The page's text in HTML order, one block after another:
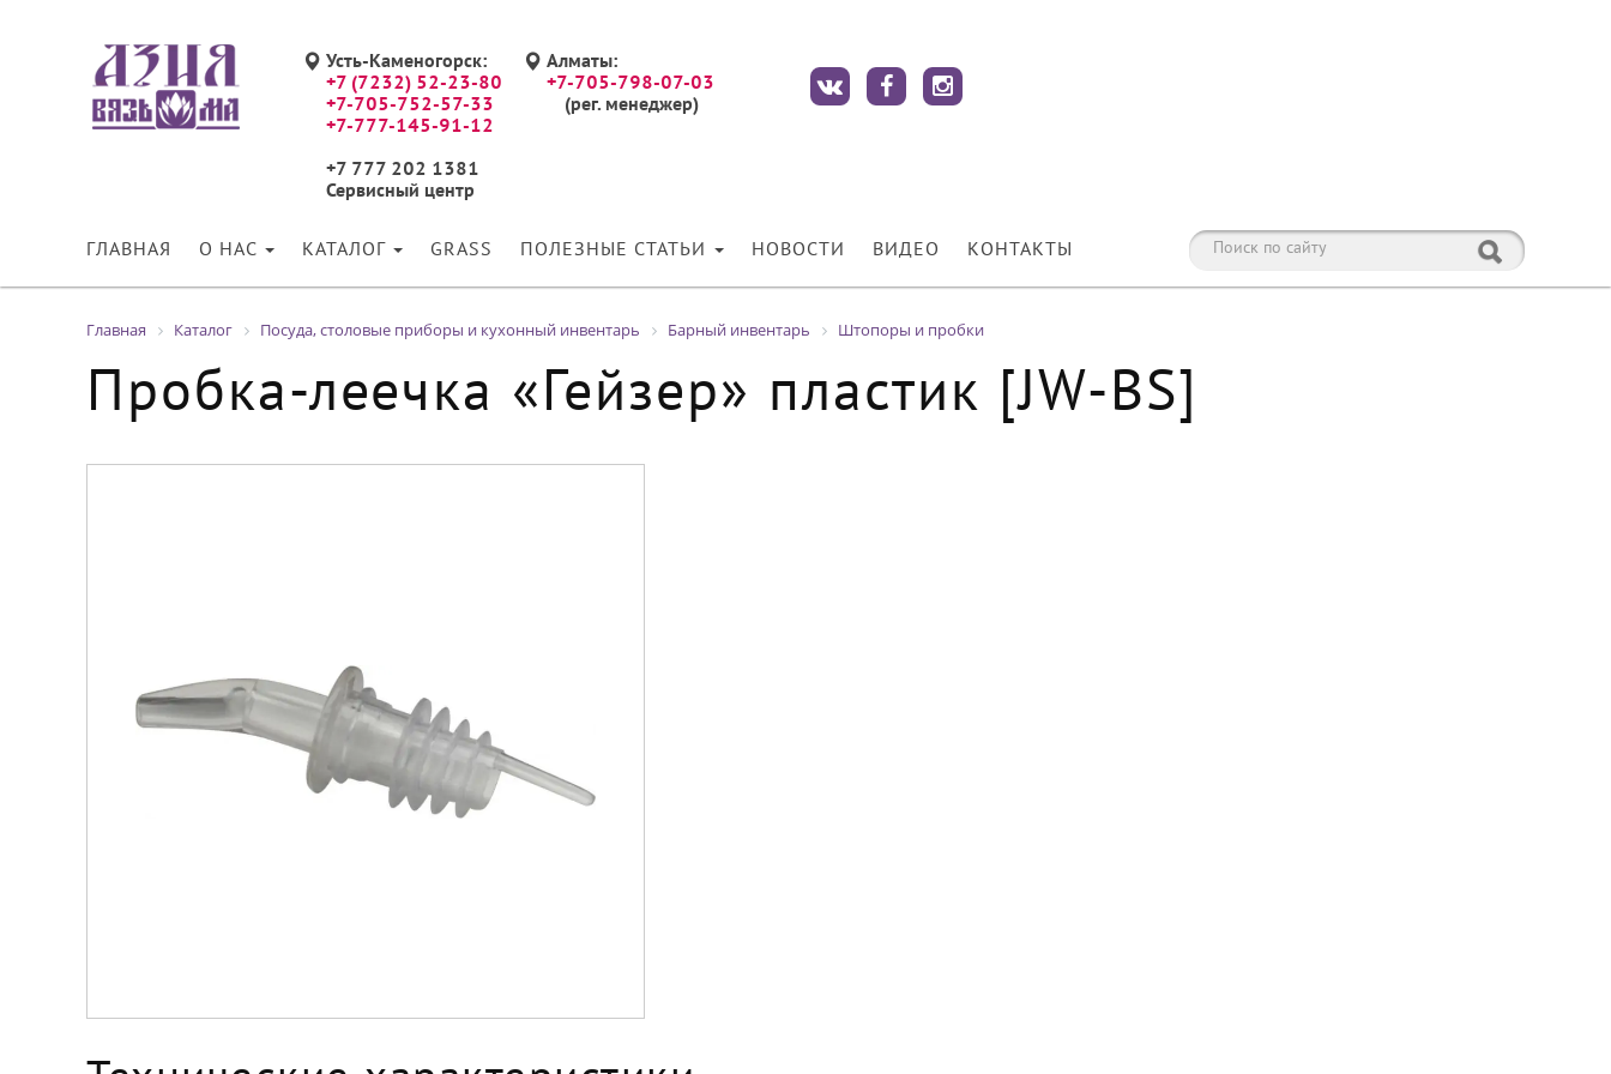
Усть-Каменогорск:
+7 (7232) 52-23-80
+7-705-752-57-33
+7-777-145-91-12
+7 777 202 1381
Сервисный центр
Алматы:
+7-705-798-07-03
(рег. менеджер)
ГЛАВНАЯ О НАС КАТАЛОГ GRASS ПОЛЕЗНЫЕ СТАТЬИ НОВОСТИ ВИДЕО КОНТАКТЫ
Главная Каталог Посуда, столовые приборы и кухонный инвентарь Барный инвентарь Штопоры и пробки
Пробка-леечка «Гейзер» пластик [JW-BS]